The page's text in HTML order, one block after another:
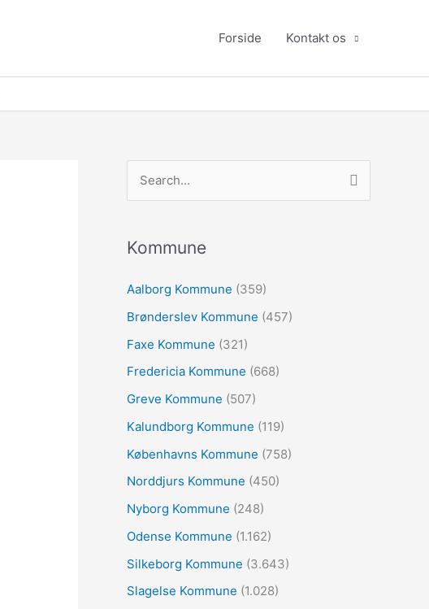
Forside Kontakt os
e
t
e
r
:
Kommune
Aalborg Kommune (359)
Brønderslev Kommune (457)
Faxe Kommune (321)
Fredericia Kommune (668)
Greve Kommune (507)
Kalundborg Kommune (119)
Københavns Kommune (758)
Norddjurs Kommune (450)
Nyborg Kommune (248)
Odense Kommune (1.162)
Silkeborg Kommune (3.643)
Slagelse Kommune (1.028)